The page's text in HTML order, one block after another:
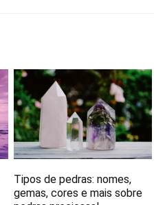
Tipos de pedras: nomes,
gemas, cores e mais sobre